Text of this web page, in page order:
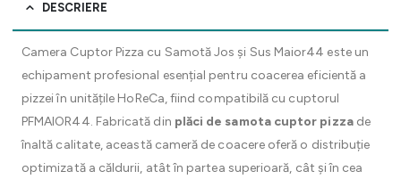
DESCRIERE
Camera Cuptor Pizza cu Samotă Jos și Sus Maior44 este un
echipament profesional esențial pentru coacerea eficientă a
pizzei în unitățile HoReCa, fiind compatibilă cu cuptorul
PFMAIOR44. Fabricată din plăci de samota cuptor pizzade
înaltă calitate, această cameră de coacere oferă o distribuție
optimizată a căldurii, atât în partea superioară, cât și în cea